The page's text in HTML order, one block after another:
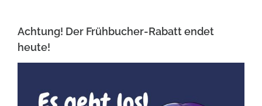
Achtung! Der Frühbucher-Rabatt endet
heute!